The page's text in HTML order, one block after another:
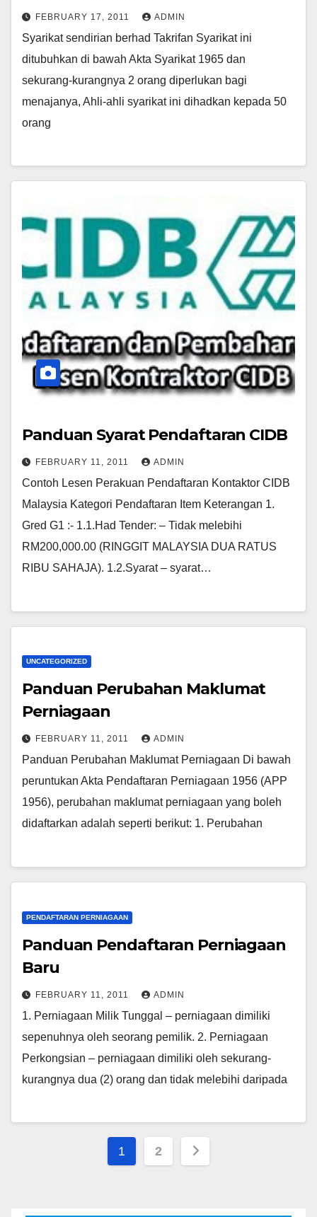
FEBRUARY 17, 2011 ADMIN
Syarikat sendirian berhad Takrifan Syarikat ini
ditubuhkan di bawah Akta Syarikat 1965 dan
sekurang-kurangnya 2 orang diperlukan bagi
menajanya, Ahli-ahli syarikat ini dihadkan kepada 50
orang
Panduan Syarat Pendaftaran CIDB
FEBRUARY 11, 2011 ADMIN
Contoh Lesen Perakuan Pendaftaran Kontaktor CIDB
Malaysia Kategori Pendaftaran Item Keterangan 1.
Gred G1 :- 1.1.Had Tender: – Tidak melebihi
RM200,000.00 (RINGGIT MALAYSIA DUA RATUS
RIBU SAHAJA). 1.2.Syarat – syarat…
UNCATEGORIZED
Panduan Perubahan Maklumat
Perniagaan
FEBRUARY 11, 2011 ADMIN
Panduan Perubahan Maklumat Perniagaan Di bawah
peruntukan Akta Pendaftaran Perniagaan 1956 (APP
1956), perubahan maklumat perniagaan yang boleh
didaftarkan adalah seperti berikut: 1. Perubahan
PENDAFTARAN PERNIAGAAN
Panduan Pendaftaran Perniagaan
Baru
FEBRUARY 11, 2011 ADMIN
1. Perniagaan Milik Tunggal – perniagaan dimiliki
sepenuhnya oleh seorang pemilik. 2. Perniagaan
Perkongsian – perniagaan dimiliki oleh sekurang-
kurangnya dua (2) orang dan tidak melebihi daripada
Posts
1 2